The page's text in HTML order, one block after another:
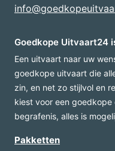
Goedkope Uitvaart24
Een uitvaart naar uw
goedkope uitvaart die
zin, en net zo stijlvol en
kiest voor een
begrafenis, alles is
Pakketten